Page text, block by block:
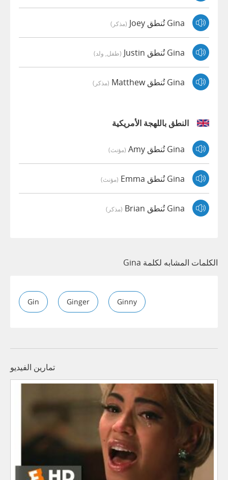
Gina تُنطق Joey (مذكر)
Gina تُنطق Justin (طفل, ولد)
Gina تُنطق Matthew (مذكر)
النطق باللهجة الأمريكية
Gina تُنطق Amy (مؤنث)
Gina تُنطق Emma (مؤنث)
Gina تُنطق Brian (مذكر)
الكلمات المشابه لكلمة Gina
Gin Ginger Ginny
تمارين الفيديو